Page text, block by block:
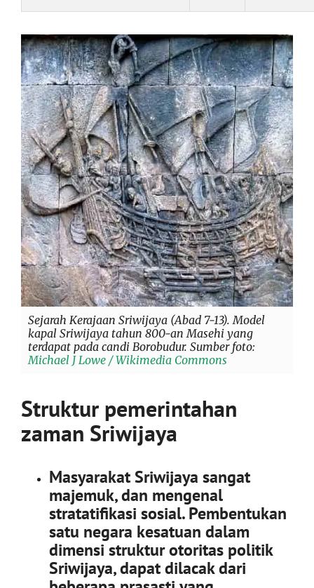
Sejarah Kerajaan Sriwijaya (Abad 7-13). Model
kapal Sriwijaya tahun 800-an Masehi yang
terdapat pada candi Borobudur. Sumber foto:
Michael J Lowe / Wikimedia Commons
Struktur pemerintahan
zaman Sriwijaya
Masyarakat Sriwijaya sangat
majemuk, dan mengenal
stratatifikasi sosial. Pembentukan
satu negara kesatuan dalam
dimensi struktur otoritas politik
Sriwijaya, dapat dilacak dari